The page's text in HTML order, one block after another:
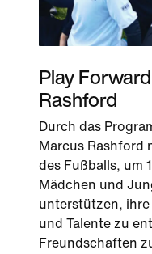
Play
Rashford
Durch das
Marcus Rashford
des Fußballs, um
Mädchen und
unterstützen, ihre
und Talente zu
Freundschaften